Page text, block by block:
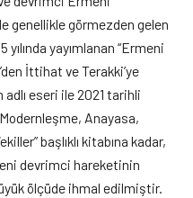
genellikle görmezden gelen
yılında yayımlanan “Ermeni
İttihat ve Terakki’ye
adlı eseri ile 2021 tarihli
Modernleşme, Anayasa,
başlıklı kitabına kadar,
devrimci hareketinin
ölçüde ihmal edilmiştir.